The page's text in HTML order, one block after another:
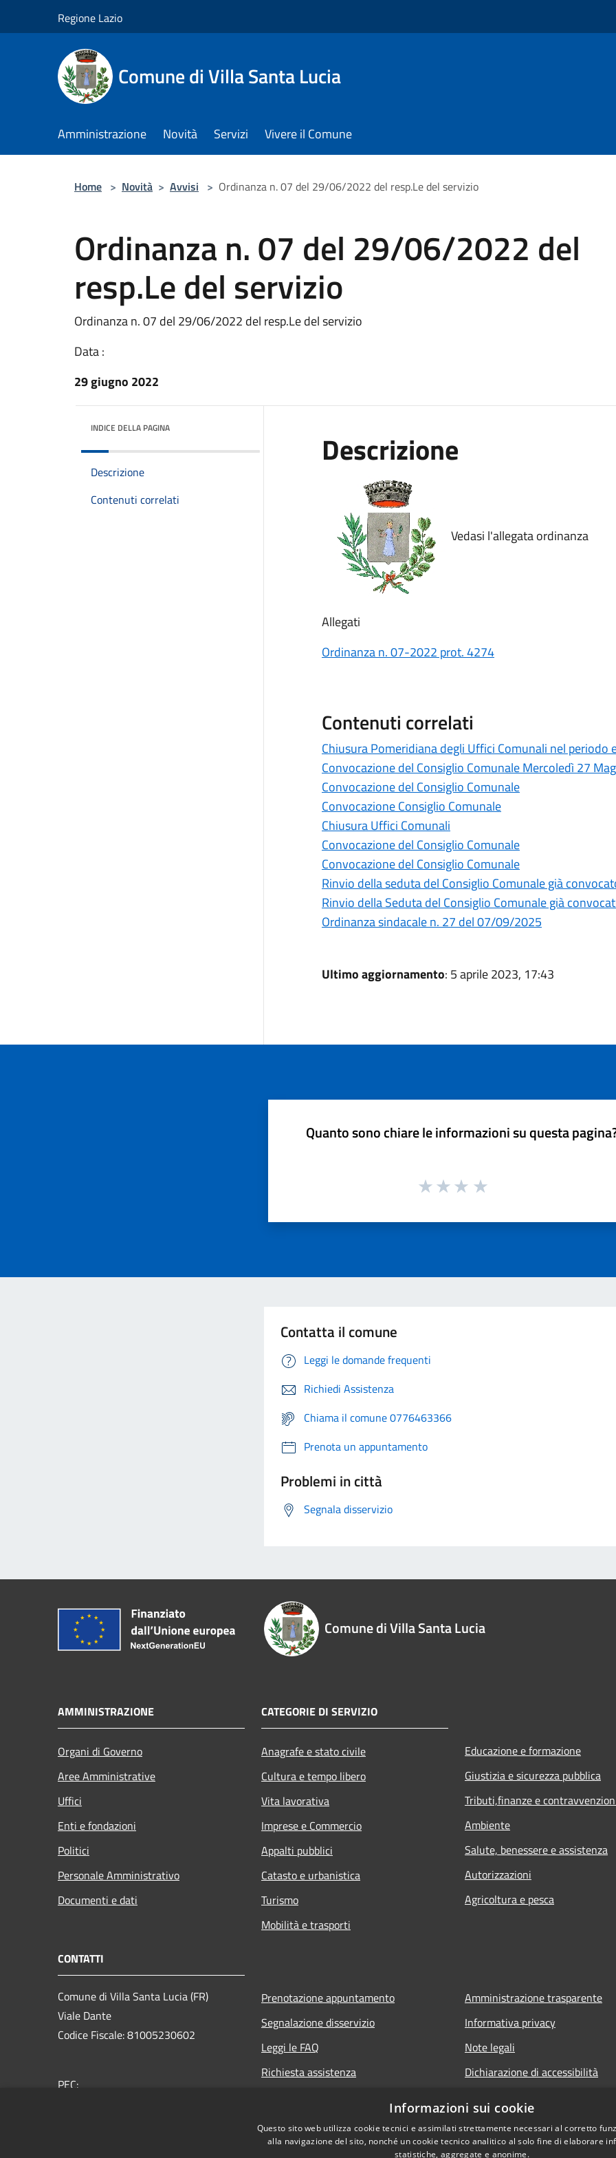
Regione Lazio
Comune di Villa Santa Lucia
Amministrazione Novità Servizi Vivere il Comune
Home > Novità > Avvisi > Ordinanza n. 07 del 29/06/2022 del resp.Le del servizio
Ordinanza n. 07 del 29/06/2022 del
resp.Le del servizio
Ordinanza n. 07 del 29/06/2022 del resp.Le del servizio
Data :
29 giugno 2022
INDICE DELLA PAGINA
Descrizione
Contenuti correlati
Descrizione
Vedasi l'allegata ordinanza
Allegati
Ordinanza n. 07-2022 prot. 4274
Contenuti correlati
Chiusura Pomeridiana degli Uffici Comunali nel periodo
Convocazione del Consiglio Comunale Mercoledì 27
Convocazione del Consiglio Comunale
Convocazione Consiglio Comunale
Chiusura Uffici Comunali
Convocazione del Consiglio Comunale
Convocazione del Consiglio Comunale
Rinvio della seduta del Consiglio Comunale già
Rinvio della Seduta del Consiglio Comunale già
Ordinanza sindacale n. 27 del 07/09/2025
Ultimo aggiornamento: 5 aprile 2023, 17:43
Quanto sono chiare le informazioni su questa
Contatta il comune
Leggi le domande frequenti
Richiedi Assistenza
Chiama il comune 0776463366
Prenota un appuntamento
Problemi in città
Segnala disservizio
Comune di Villa Santa Lucia
AMMINISTRAZIONE
Organi di Governo
Aree Amministrative
Uffici
Enti e fondazioni
Politici
Personale Amministrativo
Documenti e dati
CATEGORIE DI SERVIZIO
Anagrafe e stato civile
Cultura e tempo libero
Vita lavorativa
Imprese e Commercio
Appalti pubblici
Catasto e urbanistica
Turismo
Mobilità e trasporti
Educazione e formazione
Giustizia e sicurezza pubblica
Tributi,finanze e
Ambiente
Salute, benessere e assistenza
Autorizzazioni
Agricoltura e pesca
CONTATTI
Comune di Villa Santa Lucia (FR)
Viale Dante
Codice Fiscale: 81005230602
PEC:
Prenotazione appuntamento
Segnalazione disservizio
Leggi le FAQ
Richiesta assistenza
Amministrazione trasparente
Informativa privacy
Note legali
Dichiarazione di accessibilità
Informazioni sui cookie
Questo sito web utilizza cookie tecnici e assimilati strettamente necessari al corretto
alla navigazione del sito, nonché un cookie tecnico analitico al solo fine di elaborare
statistiche, aggregate e anonime.